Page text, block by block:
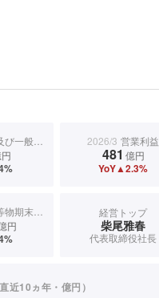
般管理費 2026/3 営業利益
481 億円
YoY▲2.3%
期末残高
円
経営トップ
柴尾雅春
代表取締役社長
近10ヵ年・億円）